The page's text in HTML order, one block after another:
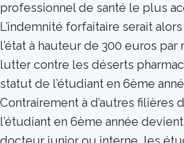
professionnel de santé le plus
L’indemnité forfaitaire serait
l’état à hauteur de 300 euros par
lutter contre les déserts
statut de l’étudiant en 6ème
Contrairement à d’autres filières
l’étudiant en 6ème année